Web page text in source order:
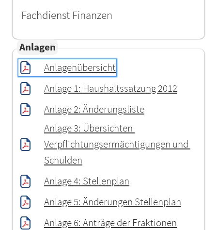
Fachdienst Finanzen
Anlagen
Anlagenübersicht
Anlage 1: Haushaltssatzung 2012
Anlage 2: Änderungsliste
Anlage 3: Übersichten
Verpflichtungsermächtigungen und
Schulden
Anlage 4: Stellenplan
Anlage 5: Änderungen Stellenplan
Anlage 6: Anträge der Fraktionen